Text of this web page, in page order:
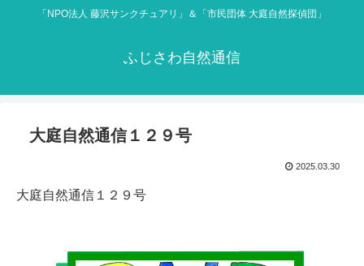
「NPO法人 藤沢サンクチュアリ」＆「市民団体 大庭自然探偵団」
ふじさわ自然通信
大庭自然通信１２９号
2025.03.30
大庭自然通信１２９号